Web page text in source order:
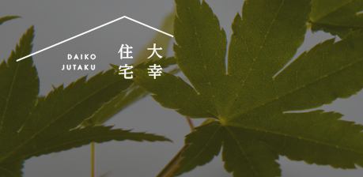
大幸住宅株式会社
〒504-0834
岐阜県各務原市那加昭南町88番地の3